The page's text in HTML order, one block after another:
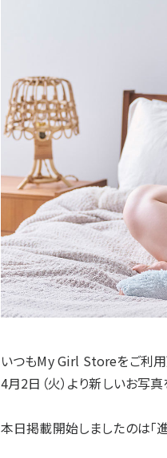
いつもMy Girl Storeをご利用
4月2日（火）より新しいお写
本日掲載開始しましたのは「